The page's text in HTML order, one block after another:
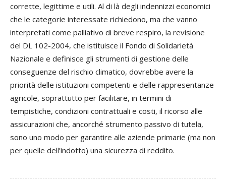
corrette, legittime e utili. Al di là degli indennizzi economici
che le categorie interessate richiedono, ma che vanno
interpretati come palliativo di breve respiro, la revisione
del DL 102-2004, che istituisce il Fondo di Solidarietà
Nazionale e definisce gli strumenti di gestione delle
conseguenze del rischio climatico, dovrebbe avere la
priorità delle istituzioni competenti e delle rappresentanze
agricole, soprattutto per facilitare, in termini di
tempistiche, condizioni contrattuali e costi, il ricorso alle
assicurazioni che, ancorché strumento passivo di tutela,
sono uno modo per garantire alle aziende primarie (ma non
per quelle dell’indotto) una sicurezza di reddito.